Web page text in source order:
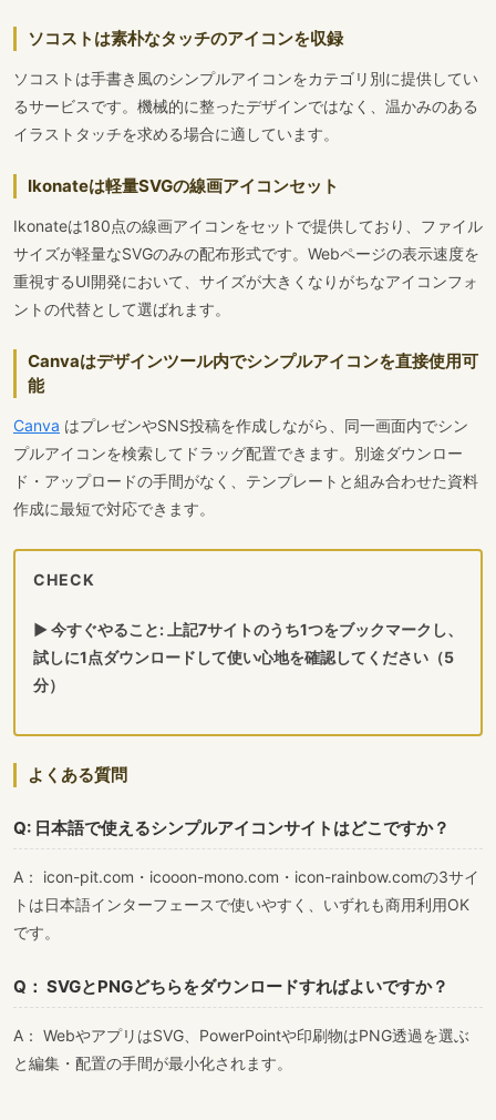
ソコストは素朴なタッチのアイコンを収録
ソコストは手書き風のシンプルアイコンをカテゴリ別に提供してい
るサービスです。機械的に整ったデザインではなく、温かみのある
イラストタッチを求める場合に適しています。
Ikonateは軽量SVGの線画アイコンセット
Ikonateは180点の線画アイコンをセットで提供しており、ファイル
サイズが軽量なSVGのみの配布形式です。Webページの表示速度を
重視するUI開発において、サイズが大きくなりがちなアイコンフォ
ントの代替として選ばれます。
Canvaはデザインツール内でシンプルアイコンを直接使用可
能
Canva はプレゼンやSNS投稿を作成しながら、同一画面内でシン
プルアイコンを検索してドラッグ配置できます。別途ダウンロー
ド・アップロードの手間がなく、テンプレートと組み合わせた資料
作成に最短で対応できます。
CHECK
▶ 今すぐやること: 上記7サイトのうち1つをブックマークし、
試しに1点ダウンロードして使い心地を確認してください（5
分）
よくある質問
Q: 日本語で使えるシンプルアイコンサイトはどこですか？
A： icon-pit.com・icooon-mono.com・icon-rainbow.comの3サイ
トは日本語インターフェースで使いやすく、いずれも商用利用OK
です。
Q： SVGとPNGどちらをダウンロードすればよいですか？
A： WebやアプリはSVG、PowerPointや印刷物はPNG透過を選ぶ
と編集・配置の手間が最小化されます。